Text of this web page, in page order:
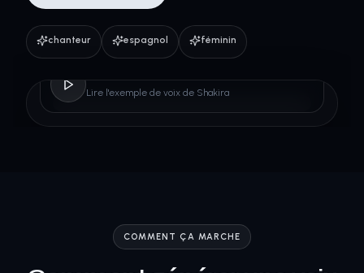
chanteur espagnol féminin
Lire l'exemple de voix de Shakira
COMMENT ÇA MARCHE